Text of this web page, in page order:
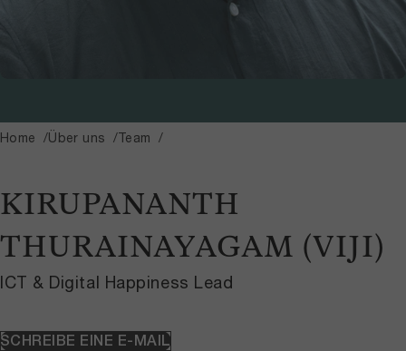
Home Über uns Team
KIRUPANANTH
THURAINAYAGAM (VIJI)
ICT & Digital Happiness Lead
SCHREIBE EINE E-MAIL